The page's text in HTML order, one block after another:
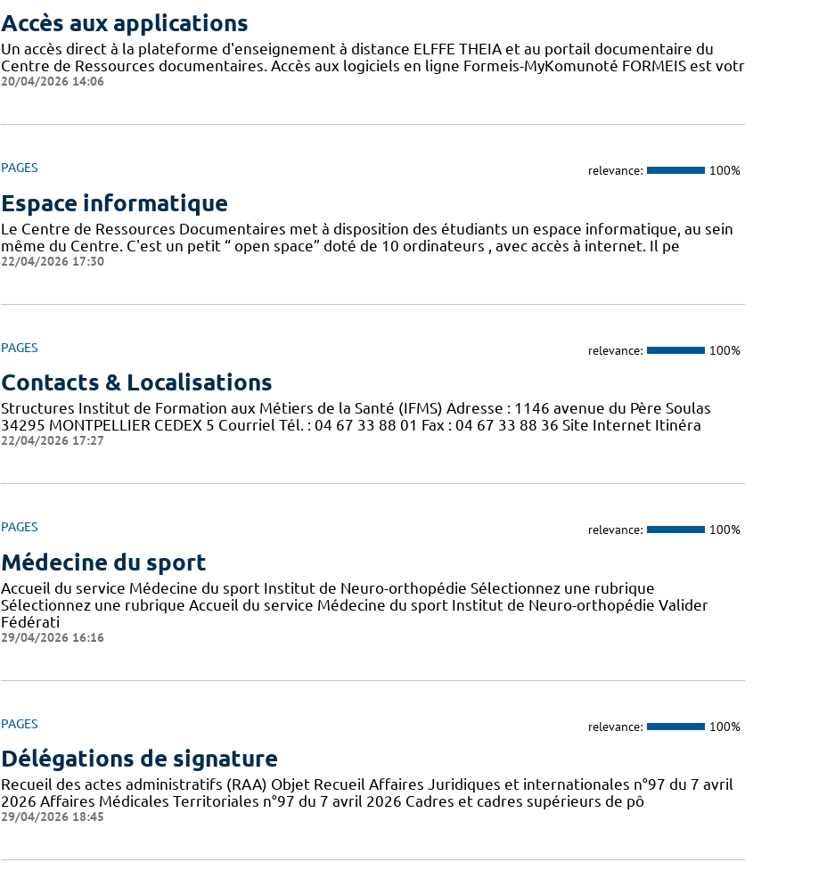
Accès aux applications
Un accès direct à la plateforme d'enseignement à distance ELFFE THEIA et au portail documentaire du
Centre de Ressources documentaires. Accès aux logiciels en ligne Formeis-MyKomunoté FORMEIS est votr
20/04/2026 14:06
PAGES relevance: 100%
Espace informatique
Le Centre de Ressources Documentaires met à disposition des étudiants un espace informatique, au sein
même du Centre. C'est un petit “ open space” doté de 10 ordinateurs , avec accès à internet. Il pe
22/04/2026 17:30
PAGES relevance: 100%
Contacts & Localisations
Structures Institut de Formation aux Métiers de la Santé (IFMS) Adresse : 1146 avenue du Père Soulas
34295 MONTPELLIER CEDEX 5 Courriel Tél. : 04 67 33 88 01 Fax : 04 67 33 88 36 Site Internet Itinéra
22/04/2026 17:27
PAGES relevance: 100%
Médecine du sport
Accueil du service Médecine du sport Institut de Neuro-orthopédie Sélectionnez une rubrique
Sélectionnez une rubrique Accueil du service Médecine du sport Institut de Neuro-orthopédie Valider
Fédérati
29/04/2026 16:16
PAGES relevance: 100%
Délégations de signature
Recueil des actes administratifs (RAA) Objet Recueil Affaires Juridiques et internationales n°97 du 7 avril
2026 Affaires Médicales Territoriales n°97 du 7 avril 2026 Cadres et cadres supérieurs de pô
29/04/2026 18:45